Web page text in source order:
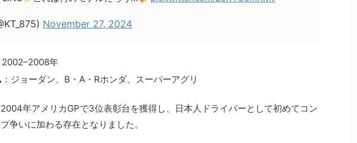
November 27, 2024
2002–2008年
：ジョーダン、B・A・Rホンダ、スーパーアグリ
年アメリカGPで3位表彰台を獲得し、日本人ドライバーとして初めてコン
争いに加わる存在となりました。